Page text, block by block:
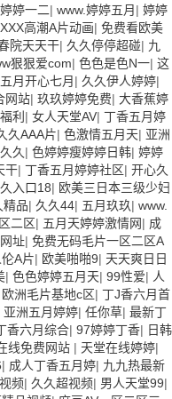
婷一二| www.婷婷五月 | 婷婷
高潮A片动画| 免费看欧美
院天天干| 久久停停超碰| 九
狠狠爱com| 色色是色N一| 这
月开心七月 | 久久伊人婷婷|
网站| 玖玖婷婷免费| 大香蕉婷
利 | 女人天堂AV| 丁香五月婷
久AAA片| 色激情五月天| 亚洲
久 | 色婷婷瘦婷婷日韩| 婷婷
干| 丁香五月婷婷社区| 开心久
入口18| 欧美三日本三级少妇
精品| 久久44| 五月玖玖| www.
二区| 五月天婷婷激情网| 成
址| 免费无码毛片一区二区A
A片| 欧美啪啪9| 天天爽日日
| 色色婷婷五月天| 99性爱| 人
欧洲毛片基地c区| 丁J香六月首
亚洲五月婷婷| 任你草| 最新丁
香六月综合| 97婷婷丁香| 日韩
线免费网站 | 天堂在线婷婷|
| 成人丁香五月婷| 九九热最新
频| 久久超视频| 男人天堂99|